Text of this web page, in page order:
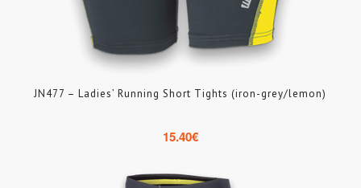
JN477 – Ladies’ Running Short Tights (iron-grey/lemon)
15.40€